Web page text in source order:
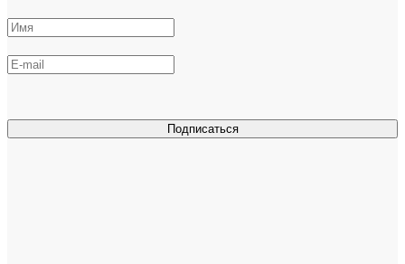
Подписаться